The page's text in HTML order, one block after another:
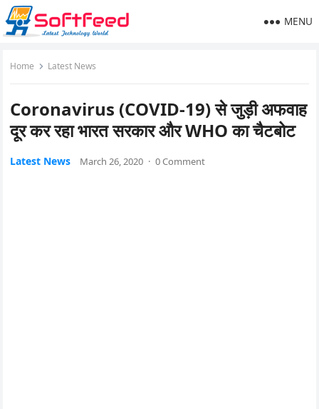
MENU
Home Latest News
Coronavirus (COVID-19) से जुड़ी अफवाह
दूर कर रहा भारत सरकार और WHO का चैटबोट
Latest News March 26, 2020 · 0 Comment